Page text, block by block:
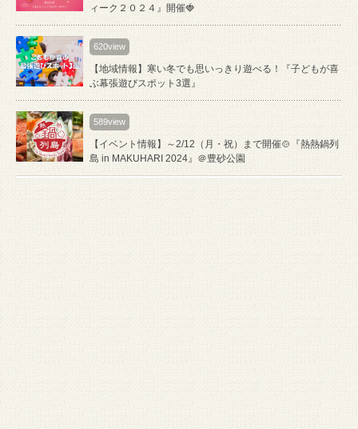
ィーク２０２４』開催🍓
620view
【地域情報】寒い冬でも思いっきり遊べる！『⼦どもが喜
ぶ幕張遊びスポット3選』
589view
【イベント情報】～2/12（月・祝）まで開催🍲『熱熱鍋列
島 in MAKUHARI 2024』＠豊砂公園